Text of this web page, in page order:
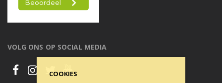
VOLG ONS OP SOCIAL MEDIA
COOKIES